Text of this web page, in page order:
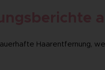
Haarentfernung,